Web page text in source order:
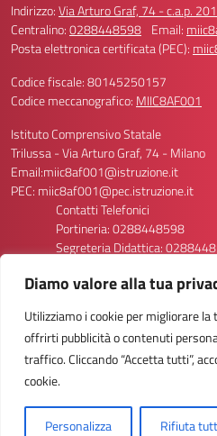
Diamo valore alla tua
Utilizziamo i cookie per migliorare
offrirti pubblicità o contenuti
traffico. Cliccando “Accetta tutti”,
cookie.
Personalizza Rifiuta
Indirizzo:Via Arturo Graf, 74 - c.a.p.
Centralino:0288448598 Email:
Posta elettronica certificata (PEC):
Codice fiscale: 80145250157
Codice meccanografico: MIIC8AF001
Istituto Comprensivo Statale
Trilussa - Via Arturo Graf, 74 - Milano
Email:miic8af001@istruzione.it
PEC: miic8af001@pec.istruzione.it
Contatti Telefonici
Portineria: 0288448598
Segreteria Didattica:
Codice Meccanografico Scuola:
Codice Meccanografico
Codice Meccanografico